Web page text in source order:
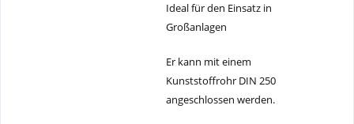
Ideal für den Einsatz in
Großanlagen
Er kann mit einem
Kunststoffrohr DIN 250
angeschlossen werden.